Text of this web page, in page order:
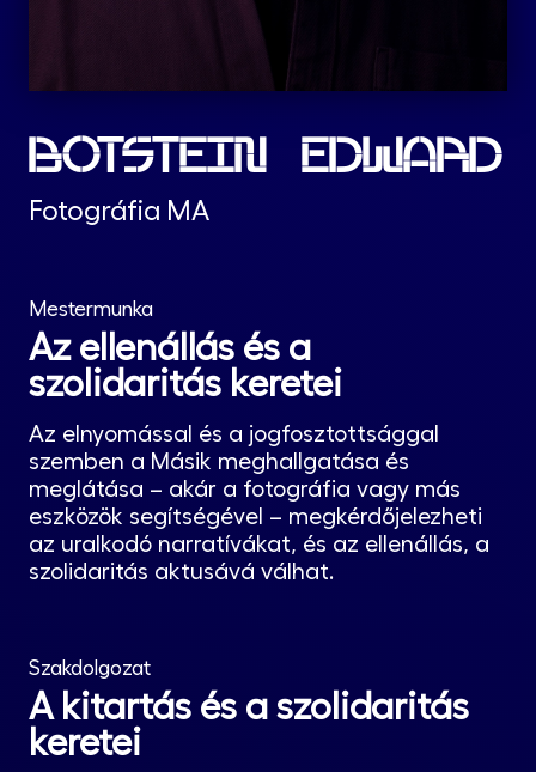
BOTSTEIN EDWARD
Fotográfia MA
Mestermunka
Az ellenállás és a
szolidaritás keretei
Az elnyomással és a jogfosztottsággal
szemben a Másik meghallgatása és
meglátása – akár a fotográfia vagy más
eszközök segítségével – megkérdőjelezheti
az uralkodó narratívákat, és az ellenállás, a
szolidaritás aktusává válhat.
Szakdolgozat
A kitartás és a szolidaritás
keretei